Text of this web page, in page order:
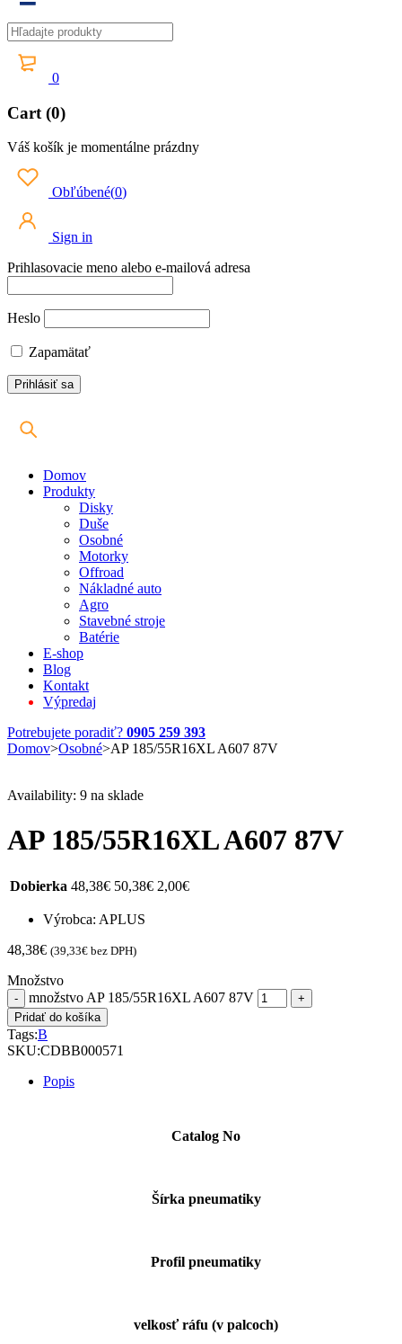
0
Cart (0)
Váš košík je momentálne prázdny
Obľúbené(0)
Sign in
Prihlasovacie meno alebo e-mailová adresa
Heslo
Zapamätať
Domov
Produkty
Disky
Duše
Osobné
Motorky
Offroad
Nákladné auto
Agro
Stavebné stroje
Batérie
E-shop
Blog
Kontakt
Výpredaj
Potrebujete poradiť? 0905 259 393
Domov>Osobné>AP 185/55R16XL A607 87V
Availability: 9 na sklade
AP 185/55R16XL A607 87V
Dobierka 48,38€ 50,38€ 2,00€
Výrobca: APLUS
48,38€ (39,33€ bez DPH)
Množstvo
množstvo AP 185/55R16XL A607 87V
Pridať do košíka
Tags:B
SKU:CDBB000571
Popis
Catalog No
Šírka pneumatiky
Profil pneumatiky
velkosť ráfu (v palcoch)